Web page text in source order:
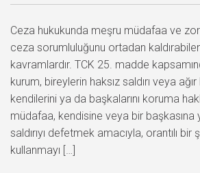
Ceza hukukunda meşru müdafaa ve
ceza sorumluluğunu ortadan
kavramlardır. TCK 25. madde
kurum, bireylerin haksız saldırı veya
kendilerini ya da başkalarını koruma
müdafaa, kendisine veya bir başkasına
saldırıyı defetmek amacıyla, orantılı bir
kullanmayı […]